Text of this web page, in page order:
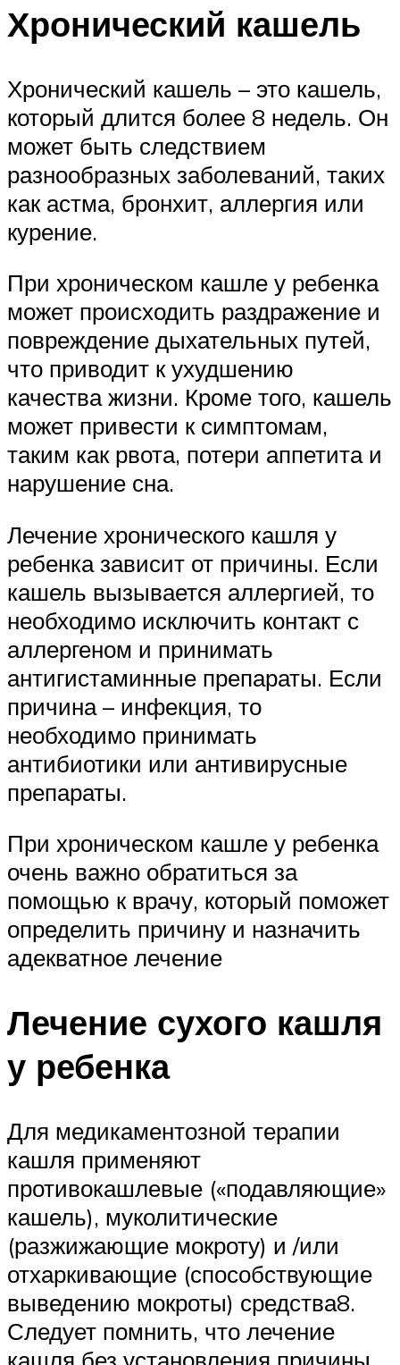
Хронический кашель
Хронический кашель – это кашель,
который длится более 8 недель. Он
может быть следствием
разнообразных заболеваний, таких
как астма, бронхит, аллергия или
курение.
При хроническом кашле у ребенка
может происходить раздражение и
повреждение дыхательных путей,
что приводит к ухудшению
качества жизни. Кроме того, кашель
может привести к симптомам,
таким как рвота, потери аппетита и
нарушение сна.
Лечение хронического кашля у
ребенка зависит от причины. Если
кашель вызывается аллергией, то
необходимо исключить контакт с
аллергеном и принимать
антигистаминные препараты. Если
причина – инфекция, то
необходимо принимать
антибиотики или антивирусные
препараты.
При хроническом кашле у ребенка
очень важно обратиться за
помощью к врачу, который поможет
определить причину и назначить
адекватное лечение
Лечение сухого кашля
у ребенка
Для медикаментозной терапии
кашля применяют
противокашлевые («подавляющие»
кашель), муколитические
(разжижающие мокроту) и /или
отхаркивающие (способствующие
выведению мокроты) средства8.
Следует помнить, что лечение